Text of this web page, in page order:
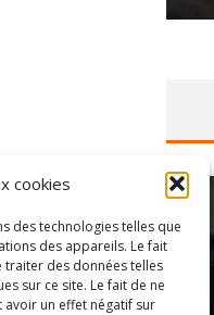
cookies
des technologies telles que
des appareils. Le fait
traiter des données telles
sur ce site. Le fait de ne
un effet négatif sur